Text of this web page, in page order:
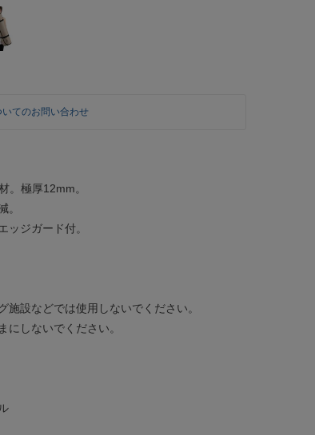
いてのお問い合わせ
。極厚12mm。
。
ッジガード付。
設などでは使用しないでください。
にしないでください。